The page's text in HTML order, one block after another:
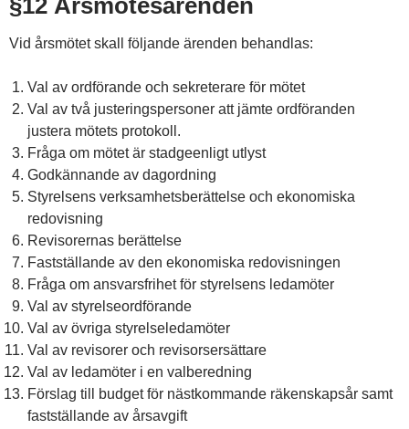
§12 Årsmötesärenden
Vid årsmötet skall följande ärenden behandlas:
Val av ordförande och sekreterare för mötet
Val av två justeringspersoner att jämte ordföranden
justera mötets protokoll.
Fråga om mötet är stadgeenligt utlyst
Godkännande av dagordning
Styrelsens verksamhetsberättelse och ekonomiska
redovisning
Revisorernas berättelse
Fastställande av den ekonomiska redovisningen
Fråga om ansvarsfrihet för styrelsens ledamöter
Val av styrelseordförande
Val av övriga styrelseledamöter
Val av revisorer och revisorsersättare
Val av ledamöter i en valberedning
Förslag till budget för nästkommande räkenskapsår samt
fastställande av årsavgift